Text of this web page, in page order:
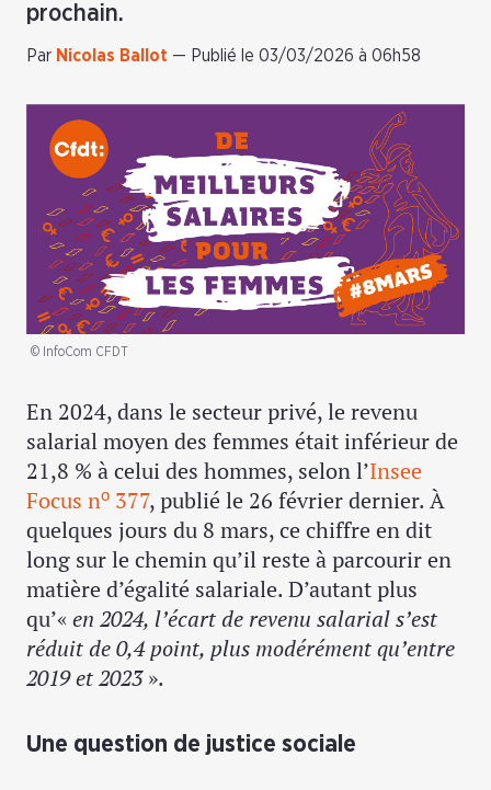
prochain.
Par Nicolas Ballot — Publié le 03/03/2026 à 06h58
© InfoCom CFDT
En 2024, dans le secteur privé, le revenu
salarial moyen des femmes était inférieur de
21,8 % à celui des hommes, selon l’Insee
Focus no 377, publié le 26 février dernier. À
quelques jours du 8 mars, ce chiffre en dit
long sur le chemin qu’il reste à parcourir en
matière d’égalité salariale. D’autant plus
qu’« en 2024, l’écart de revenu salarial s’est
réduit de 0,4 point, plus modérément qu’entre
2019 et 2023».
Une question de justice sociale